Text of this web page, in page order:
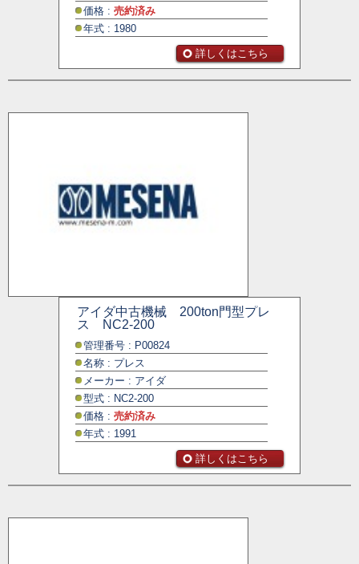
価格 : 売約済み
年式 : 1980
詳しくはこちら
アイダ中古機械 200ton門型プレ
ス NC2-200
管理番号 : P00824
名称 : プレス
メーカー : アイダ
型式 : NC2-200
価格 : 売約済み
年式 : 1991
詳しくはこちら